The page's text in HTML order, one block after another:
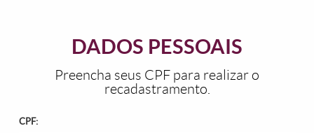
DADOS PESSOAIS
Preencha seus CPF para realizar o
recadastramento.
CPF: